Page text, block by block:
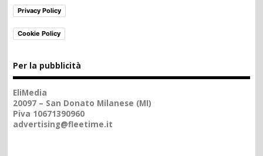
Privacy Policy
Cookie Policy
Per la pubblicità
EliMedia
20097 – San Donato Milanese (MI)
Piva 10671390960
advertising@fleetime.it